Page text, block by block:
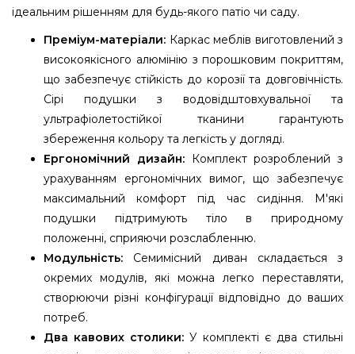
ідеальним рішенням для будь-якого патіо чи саду.
Преміум-матеріали: Каркас меблів виготовлений з
високоякісного алюмінію з порошковим покриттям,
що забезпечує стійкість до корозії та довговічність.
Сірі подушки з водовідштовхувальної та
ультрафіолетостійкої тканини гарантують
збереження кольору та легкість у догляді.
Ергономічний дизайн:Комплект розроблений з
урахуванням ергономічних вимог, що забезпечує
максимальний комфорт під час сидіння. М'які
подушки підтримують тіло в природному
положенні, сприяючи розслабленню.
Модульність: Семимісний диван складається з
окремих модулів, які можна легко переставляти,
створюючи різні конфігурації відповідно до ваших
потреб.
Два кавових столики: У комплекті є два стильні